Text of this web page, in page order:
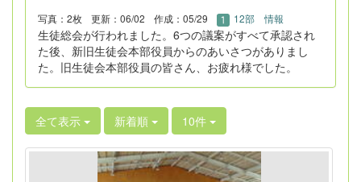
写真：2枚 更新：06/02 作成：05/29 12部 情報
生徒総会が行われました。6つの議案がすべて承認され
た後、新旧生徒会本部役員からのあいさつがありまし
た。旧生徒会本部役員の皆さん、お疲れ様でした。
全て表示 新着順 10件